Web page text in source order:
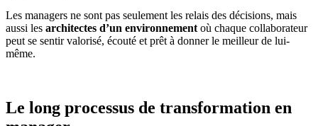
Les managers ne sont pas seulement les relais des décisions, mais
aussi les architectes d’un environnement où chaque collaborateur
peut se sentir valorisé, écouté et prêt à donner le meilleur de lui-
même.
Le long processus de transformation en